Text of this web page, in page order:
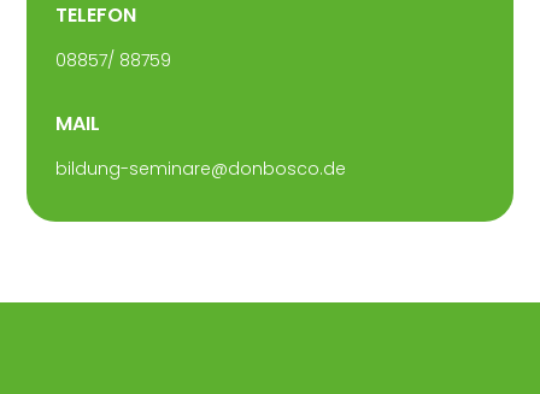
TELEFON
08857/ 88759
MAIL
bildung-seminare@donbosco.de